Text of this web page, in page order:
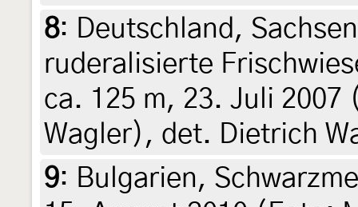
8: Deutschland,
ruderalisierte
ca. 125 m, 23. Juli
Wagler), det. Dietrich
9: Bulgarien,